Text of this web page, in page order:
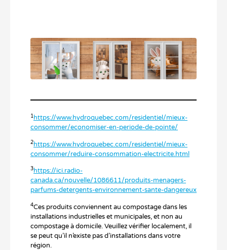
1https://www.hydroquebec.com/residentiel/mieux-
consommer/economiser-en-periode-de-pointe/
2https://www.hydroquebec.com/residentiel/mieux-
consommer/reduire-consommation-electricite.html
3https://ici.radio-
canada.ca/nouvelle/1086611/produits-menagers-
parfums-detergents-environnement-sante-dangereux
4Ces produits conviennent au compostage dans les
installations industrielles et municipales, et non au
compostage à domicile. Veuillez vérifier localement, il
se peut qu’il n’existe pas d’installations dans votre
région.